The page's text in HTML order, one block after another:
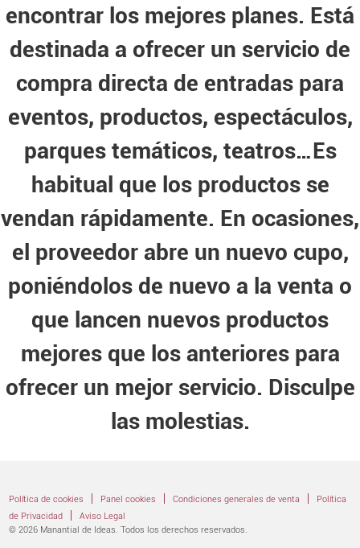
encontrar los mejores planes. Está
destinada a ofrecer un servicio de
compra directa de entradas para
eventos, productos, espectáculos,
parques temáticos, teatros…Es
habitual que los productos se
vendan rápidamente. En ocasiones,
el proveedor abre un nuevo cupo,
poniéndolos de nuevo a la venta o
que lancen nuevos productos
mejores que los anteriores para
ofrecer un mejor servicio. Disculpe
las molestias.
Política de cookies Panel cookies Condiciones generales de venta
Política
de Privacidad|
Aviso Legal
© 2026 Manantial de Ideas. Todos los derechos reservados.